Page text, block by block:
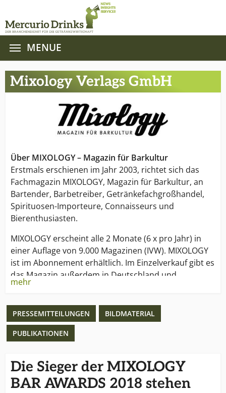
MENUE
Mixology Verlags GmbH
Über MIXOLOGY – Magazin für Barkultur
Erstmals erschienen im Jahr 2003, richtet sich das
Fachmagazin MIXOLOGY, Magazin für Barkultur, an
Bartender, Barbetreiber, Getränkefachgroßhandel,
Spirituosen-Importeure, Connaisseurs und
Bierenthusiasten.
MIXOLOGY erscheint alle 2 Monate (6 x pro Jahr) in
einer Auflage von 9.000 Magazinen (IVW). MIXOLOGY
ist im Abonnement erhältlich. Im Einzelverkauf gibt es
das Magazin außerdem in Deutschland und
Österreich im Bahnhofs- und Flughafenbuchhandel
Auf dem Branchenportal MIXOLOGY ONLINE werden
täglich aktuelle Fachartikel und Hintergrundberichte
sowohl auf Deutsch als auch auf Englisch
www.mixology.eu
mehr
PRESSEMITTEILUNGEN BILDMATERIAL
PUBLIKATIONEN
Die Sieger der MIXOLOGY
BAR AWARDS 2018 stehen